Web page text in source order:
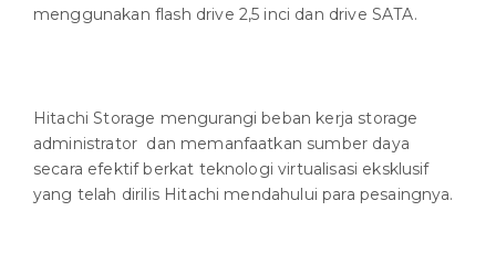
menggunakan flash drive 2,5 inci dan drive SATA.
Hitachi Storage mengurangi beban kerja storage
administrator dan memanfaatkan sumber daya
secara efektif berkat teknologi virtualisasi eksklusif
yang telah dirilis Hitachi mendahului para pesaingnya.